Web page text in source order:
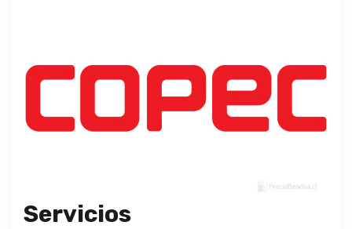
Servicios